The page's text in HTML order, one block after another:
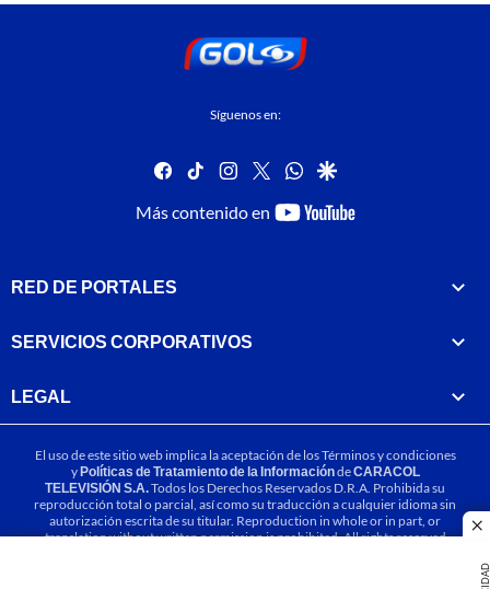
Síguenos en:
facebook
tiktok instagram
twitterwhatsapp
google
Más contenido en
youtube-
RED DE PORTALES
SERVICIOS CORPORATIVOS
LEGAL
El uso de este sitio web implica la aceptación de losTérminos y condiciones
yPolíticas de Tratamiento de la InformacióndeCARACOL
TELEVISIÓN S.A.Todos los Derechos Reservados D.R.A. Prohibida su
reproducción total o parcial, así como su traducción a cualquier idioma sin
autorización escrita de su titular. Reproduction in whole or in part, or
translation without written permission is prohibited. All rights reserved